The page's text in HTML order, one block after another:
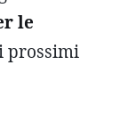
le
prossimi